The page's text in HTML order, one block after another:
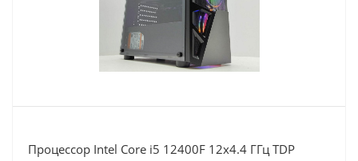
Процессор Intel Core i5 12400F 12x4.4 ГГц TDP